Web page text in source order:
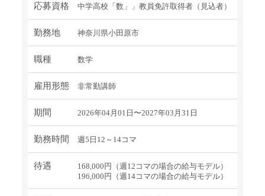
応募資格 中学高校「数」」教員免許取得者（見込者）
勤務地 神奈川県小田原市
職種 数学
雇用形態 非常勤講師
期間 2026年04月01日〜2027年03月31日
勤務時間 週5日12～14コマ
待遇
168,000円（週12コマの場合の給与モデル）
196,000円（週14コマの場合の給与モデル）